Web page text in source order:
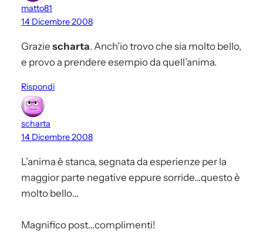
matto81
14 Dicembre 2008
Grazie scharta. Anch’io trovo che sia molto bello,
e provo a prendere esempio da quell’anima.
Rispondi
scharta
14 Dicembre 2008
L’anima è stanca, segnata da esperienze per la
maggior parte negative eppure sorride…questo è
molto bello…
Magnifico post…complimenti!